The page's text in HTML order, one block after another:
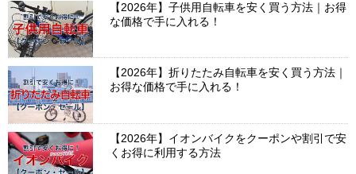
【2026年】子供用自転車を安く買う方法｜お得
な価格で手に入れる！
【2026年】折りたたみ自転車を安く買う方法｜
お得な価格で手に入れる！
【2026年】イオンバイクをクーポンや割引で安
くお得に利用する方法